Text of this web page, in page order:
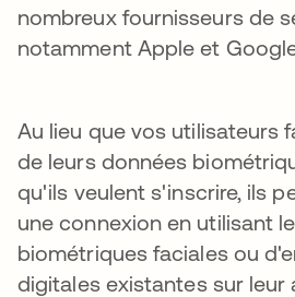
nombreux fournisseurs de
notamment Apple et
Au lieu que vos utilisateurs
de leurs données
qu'ils veulent s'inscrire, ils
une connexion en utilisant
biométriques faciales ou
digitales existantes sur leur